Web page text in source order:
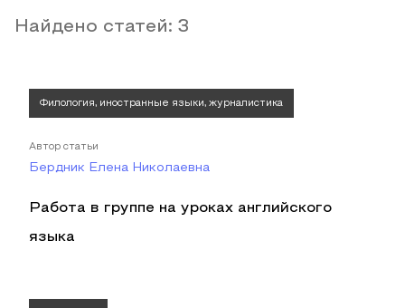
Найдено статей: 3
Филология, иностранные языки, журналистика
Автор статьи
Бердник Елена Николаевна
Работа в группе на уроках английского
языка